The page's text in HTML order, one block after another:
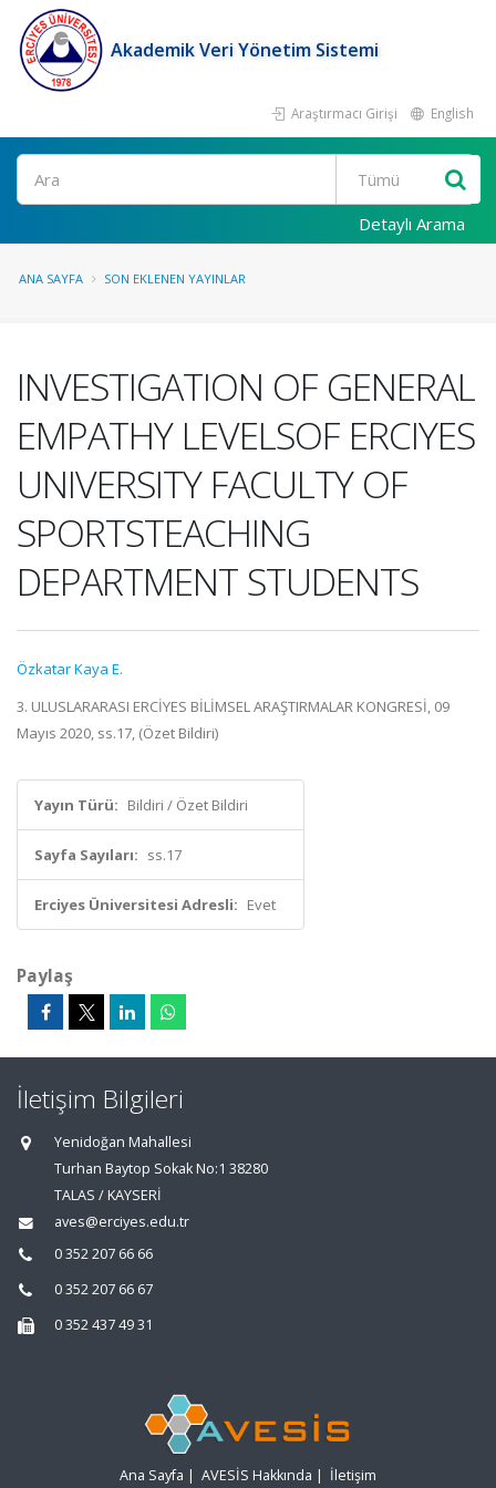
Akademik Veri Yönetim Sistemi
Araştırmacı Girişi English
Ara
Detaylı Arama
ANA SAYFA SON EKLENEN YAYINLAR
INVESTIGATION OF GENERAL
EMPATHY LEVELSOF ERCIYES
UNIVERSITY FACULTY OF
SPORTSTEACHING
DEPARTMENT STUDENTS
Özkatar Kaya E.
3. ULUSLARARASI ERCİYES BİLİMSEL ARAŞTIRMALAR KONGRESİ, 09
Mayıs 2020, ss.17, (Özet Bildiri)
Yayın Türü: Bildiri / Özet Bildiri
Sayfa Sayıları: ss.17
Erciyes Üniversitesi Adresli: Evet
Paylaş
İletişim Bilgileri
Yenidoğan Mahallesi
Turhan Baytop Sokak No:1 38280
TALAS / KAYSERİ
aves@erciyes.edu.tr
0 352 207 66 66
0 352 207 66 67
0 352 437 49 31
Ana Sayfa | AVESİS Hakkında | İletişim